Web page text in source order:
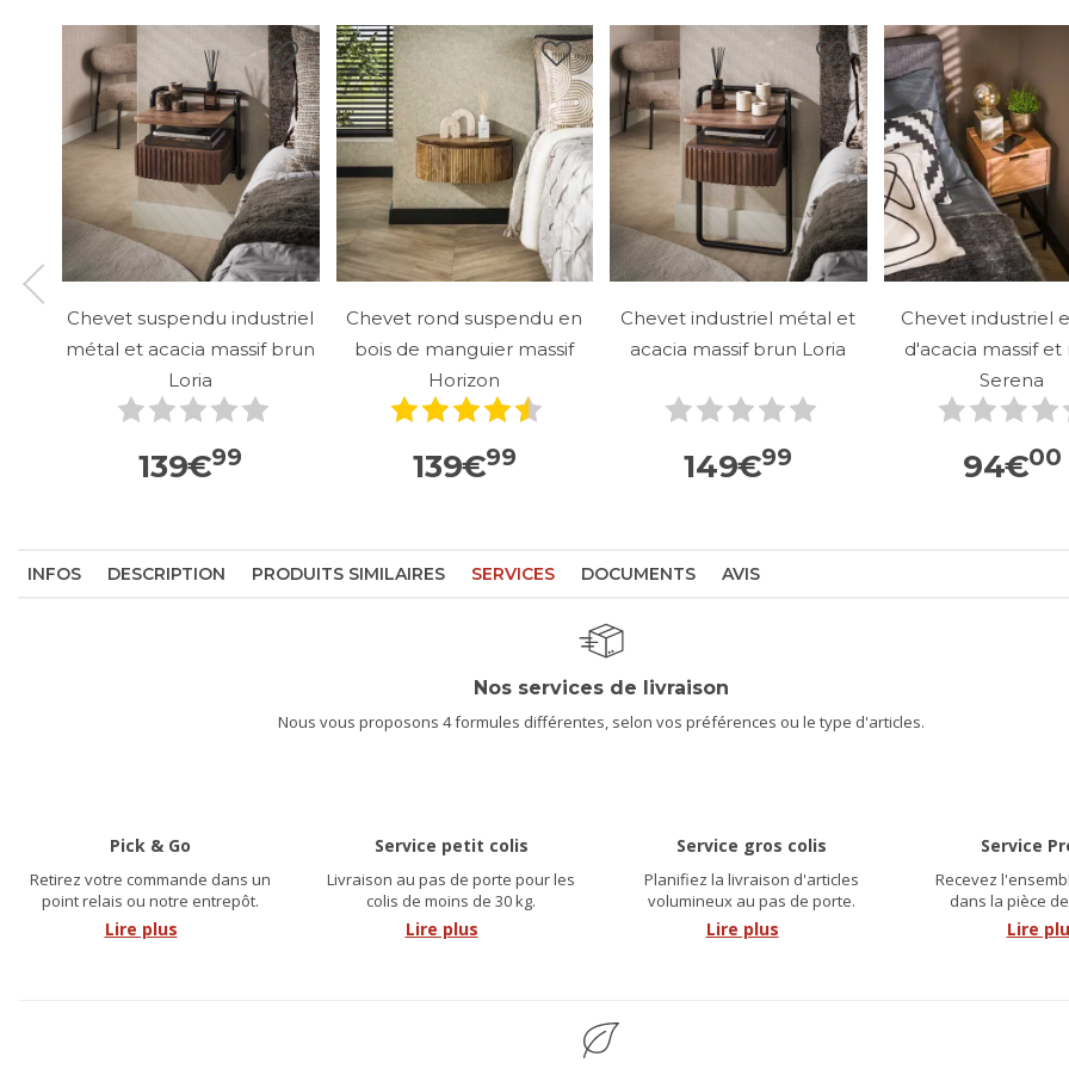
Chevet suspendu industriel
métal et acacia massif brun
Loria
139€99
Chevet rond suspendu en
bois de manguier massif
Horizon
139€99
Chevet industriel métal et
acacia massif brun Loria
149€99
Chevet industriel
d'acacia massif
Serena
94€00
INFOS DESCRIPTION PRODUITS SIMILAIRES SERVICES DOCUMENTS AVIS
Nos services de livraison
Nous vous proposons 4 formules différentes, selon vos préférences ou le type d'articles.
Pick & Go
Retirez votre commande dans un
point relais ou notre entrepôt.
Lire plus
Service petit colis
Livraison au pas de porte pour les
colis de moins de 30 kg.
Lire plus
Service gros colis
Planifiez la livraison d'articles
volumineux au pas de porte.
Lire plus
Service
Recevez
dans la pièce
Lire